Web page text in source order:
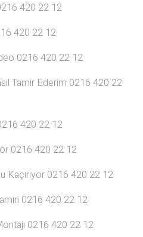
420 22 12
420 22 12
0216 420 22 12
Tamir Ederim 0216 420 22
420 22 12
0216 420 22 12
Kaçırıyor 0216 420 22 12
0216 420 22 12
0216 420 22 12